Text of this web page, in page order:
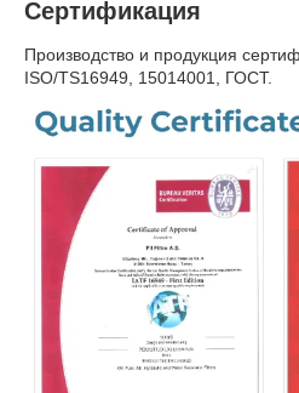
Сертификация
Производство и продукция
ISO/TS16949, 15014001, ГОСТ.